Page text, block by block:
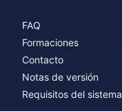
FAQ
Formaciones
Contacto
Notas de versión
Requisitos del sistema